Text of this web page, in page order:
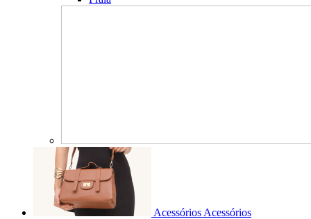
Acessórios Acessórios